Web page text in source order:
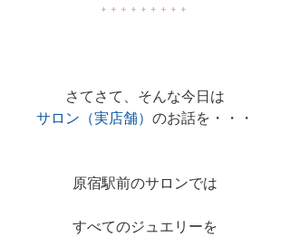
+ + + + + + + + +
さてさて、そんな今日は
サロン（実店舗） のお話を・・・
原宿駅前のサロンでは
すべてのジュエリーを